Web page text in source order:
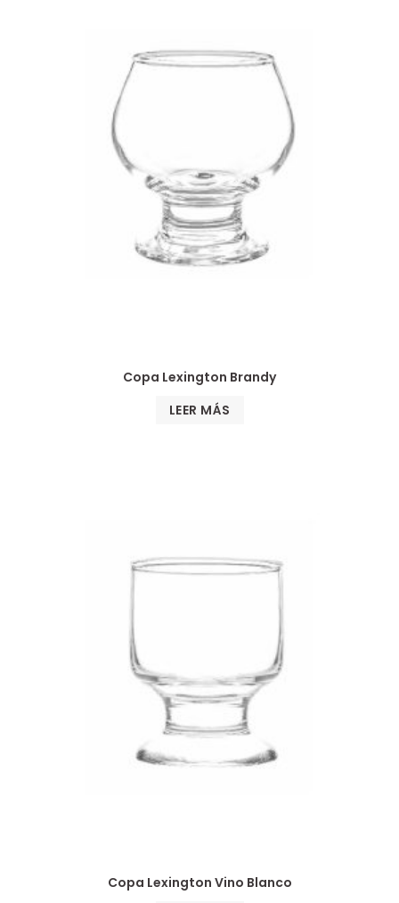
Copa Lexington Brandy
LEER MÁS
Copa Lexington Vino Blanco